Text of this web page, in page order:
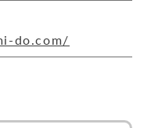
do.com/